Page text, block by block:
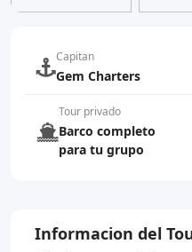
Capitan
Gem Charters
Tour privado
Barco completo
para tu grupo
Informacion del